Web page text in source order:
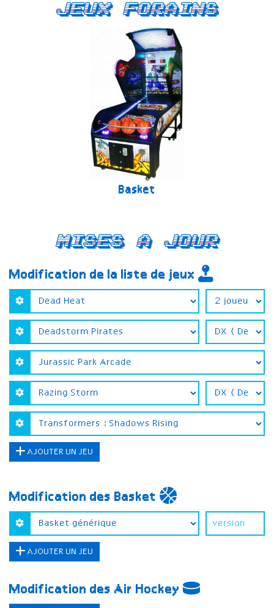
Jeux forains
Basket
Mises a jour
Modification de la liste de jeux
AJOUTER UN JEU
Modification des Basket
AJOUTER UN JEU
Modification des Air Hockey